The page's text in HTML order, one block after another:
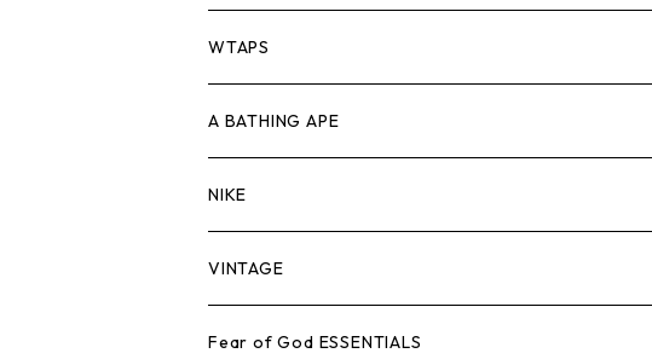
パンツ
キャップ・ハット
バッグ
シューズ
小物
ジャケット
パンツ
キャップ・ハット
バッグ
シューズ
シャツ
ジャケット
パンツ
キャップ・ハット
バッグ
スウェット/ニット
シャツ
ジャケット
パンツ
キャップ・ハット
ロンTEE
スウェット/ニット
シャツ
ジャケット
パンツ
Tシャツ
ロンT
スウェット/ニット
シャツ
ジャケット
WTAPS
Tシャツ
ロンTEE
スウェット/ニット
シャツ
A BATHING APE
Tシャツ
ロンTEE
スウェット/ニット
NIKE
シューズ
AIR JORDAN 1
アパレル・小物
VINTAGE
Tシャツ
Fear of God ESSENTIALS